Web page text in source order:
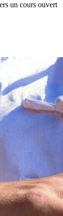
un cours ouvert